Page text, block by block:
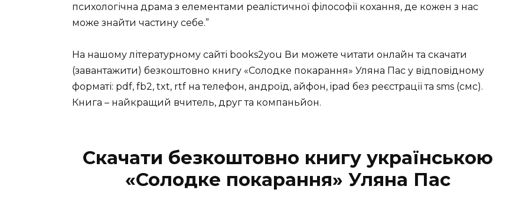
психологічна драма з елементами реалістичної філософії кохання, де кожен з нас
може знайти частину себе.”
На нашому літературному сайті books2you Ви можете читати онлайн та скачати
(завантажити) безкоштовно книгу «Солодке покарання» Уляна Пас у відповідному
форматі: pdf, fb2, txt, rtf на телефон, андроїд, айфон, ipad без реєстрації та sms (смс).
Книга – найкращий вчитель, друг та компаньйон.
Скачати безкоштовно книгу українською
«Солодке покарання» Уляна Пас